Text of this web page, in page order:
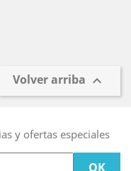
Volver arriba 
y ofertas especiales